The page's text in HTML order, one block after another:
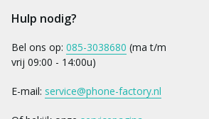
Hulp nodig?
Bel ons op: 085-3038680 (ma t/m
vrij 09:00 - 14:00u)
E-mail: service@phone-factory.nl